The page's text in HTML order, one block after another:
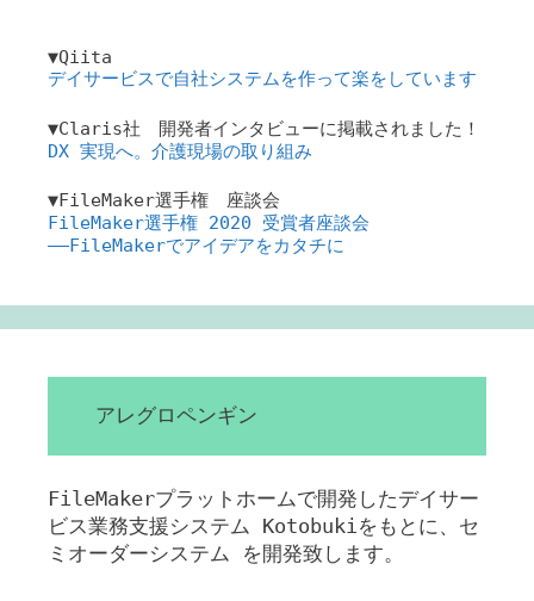
▼Qiita
デイサービスで自社システムを作って楽をしています
▼Claris社 開発者インタビューに掲載されました！
DX 実現へ。介護現場の取り組み
▼FileMaker選手権 座談会
FileMaker選手権 2020 受賞者座談会
――FileMakerでアイデアをカタチに
アレグロペンギン
FileMakerプラットホームで開発したデイサー
ビス業務支援システム Kotobukiをもとに、セ
ミオーダーシステム を開発致します。